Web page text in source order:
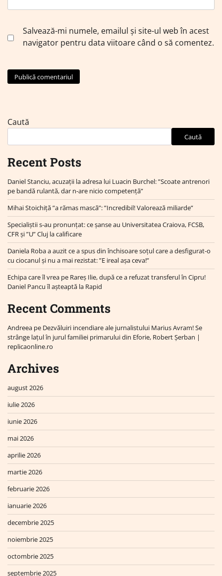
Salvează-mi numele, emailul și site-ul web în acest
navigator pentru data viitoare când o să comentez.
Caută
Caută
Recent Posts
Daniel Stanciu, acuzații la adresa lui Luacin Burchel: ”Scoate antrenori
pe bandă rulantă, dar n-are nicio competență”
Mihai Stoichiță ”a rămas mască”: ”Incredibil! Valorează miliarde”
Specialiștii s-au pronunțat: ce șanse au Universitatea Craiova, FCSB,
CFR și ”U” Cluj la calificare
Daniela Roba a auzit ce a spus din închisoare soțul care a desfigurat-o
cu ciocanul și nu a mai rezistat: ”E ireal așa ceva!”
Echipa care îl vrea pe Rareș Ilie, după ce a refuzat transferul în Cipru!
Daniel Pancu îl așteaptă la Rapid
Recent Comments
Andreea pe Dezvăluiri incendiare ale jurnalistului Marius Avram! Se
strânge lațul în jurul familiei primarului din Eforie, Robert Șerban |
replicaonline.ro
Archives
august 2026
iulie 2026
iunie 2026
mai 2026
aprilie 2026
martie 2026
februarie 2026
ianuarie 2026
decembrie 2025
noiembrie 2025
octombrie 2025
septembrie 2025